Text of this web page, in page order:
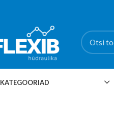
KATEGOORIAD